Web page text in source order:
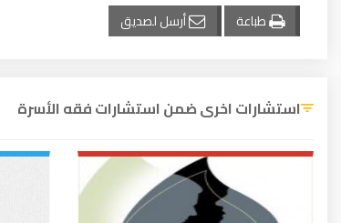
طباعة أرسل لصديق
استشارات اخرى ضمن استشارات فقه الأسرة